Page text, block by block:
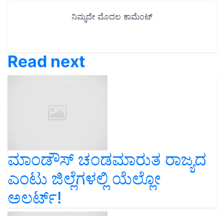
Read next
ಮಾಂಡೌಸ್‌ ಚಂಡಮಾರುತ ರಾಜ್ಯದ
ಎಂಟು ಜಿಲ್ಲೆಗಳಲ್ಲಿ ಯೆಲ್ಲೋ
ಅಲರ್ಟ್‌!